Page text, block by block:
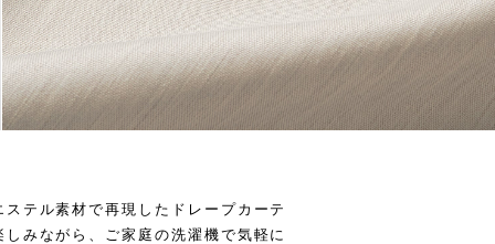
テル素材で再現したドレープカーテ
みながら、ご家庭の洗濯機で気軽に